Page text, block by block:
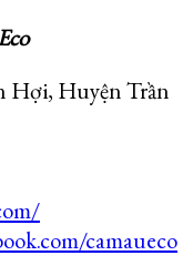
Hợi, Huyện Trần
camaueco